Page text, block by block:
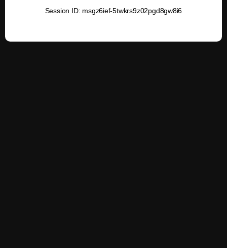
Session ID: msgz6ief-5twkrs9z02pgd8gw8i6